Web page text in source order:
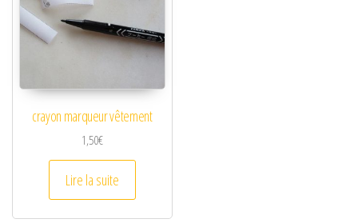
crayon marqueur vêtement
1,50€
Lire la suite